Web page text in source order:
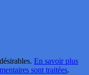
En savoir plus
sont traitées.